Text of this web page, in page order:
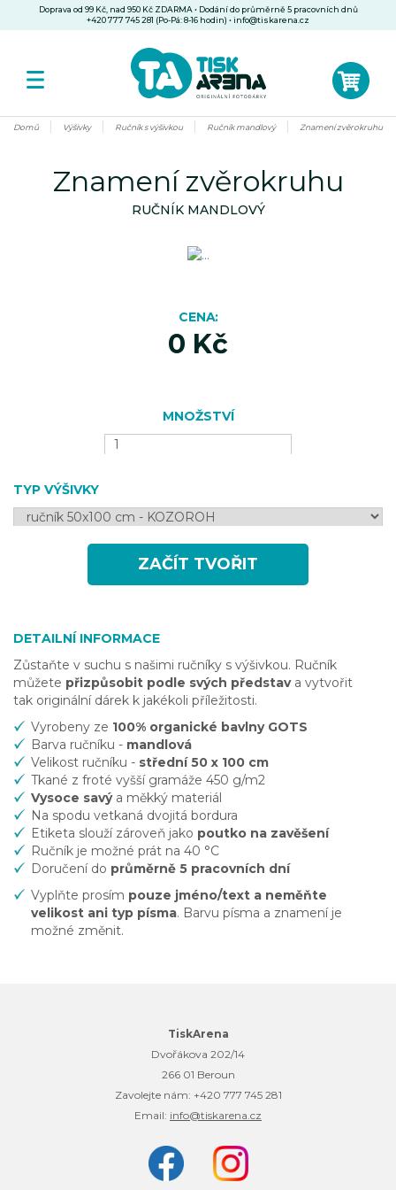
Doprava od 99 Kč, nad 950 Kč ZDARMA • Dodání do průměrně 5 pracovních dnů
+420 777 745 281 (Po-Pá: 8-16 hodin) •info@tiskarena.cz
Domů Výšivky Ručník s výšivkou Ručník mandlový Znamení zvěrokruhu
Znamení zvěrokruhu
RUČNÍK MANDLOVÝ
DETAILNÍ INFORMACE
Zůstaňte v suchu s našimi ručníky s výšivkou. Ručník
můžete přizpůsobit podle svých představa vytvořit
tak originální dárek k jakékoli příležitosti.
Vyrobeny ze 100% organické bavlny GOTS
Barva ručníku - mandlová
Velikost ručníku - střední 50 x 100 cm
Tkané z froté vyšší gramáže 450 g/m2
Vysoce savýa měkký materiál
Na spodu vetkaná dvojitá bordura
Etiketa slouží zároveň jako poutko na zavěšení
Ručník je možné prát na 40 °C
Doručení do průměrně 5 pracovních dní
Vyplňte prosím pouze jméno/text a neměňte
velikost ani typ písma. Barvu písma a znamení je
možné změnit.
CENA
0 Kč
MNOŽSTVÍ
TYP VÝŠIVKY
ZAČÍT TVOŘIT
TiskArena
Dvořákova 202/14
266 01 Beroun
Zavolejte nám: +420 777 745 281
Email: info@tiskarena.cz